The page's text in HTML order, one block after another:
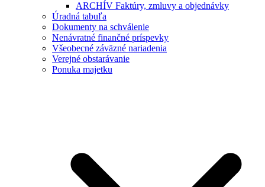
ARCHÍV Faktúry, zmluvy a objednávky
Úradná tabuľa
Dokumenty na schválenie
Nenávratné finančné príspevky
Všeobecné záväzné nariadenia
Verejné obstarávanie
Ponuka majetku